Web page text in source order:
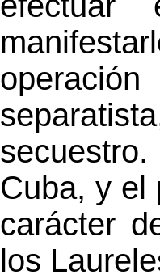
Cuba, y el
carácter
los